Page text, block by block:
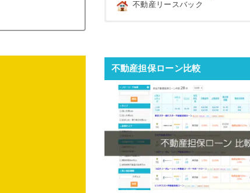
不動産リースバック
不動産担保ローン比較